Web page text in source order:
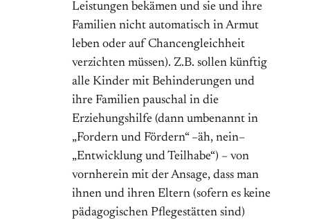
Leistungen bekämen und sie und ihre
Familien nicht automatisch in Armut
leben oder auf Chancengleichheit
verzichten müssen). Z.B. sollen künftig
alle Kinder mit Behinderungen und
ihre Familien pauschal in die
Erziehungshilfe (dann umbenannt in
„Fordern und Fördern“ –äh, nein–
„Entwicklung und Teilhabe“) – von
vornherein mit der Ansage, dass man
ihnen und ihren Eltern (sofern es keine
pädagogischen Pflegestätten sind)